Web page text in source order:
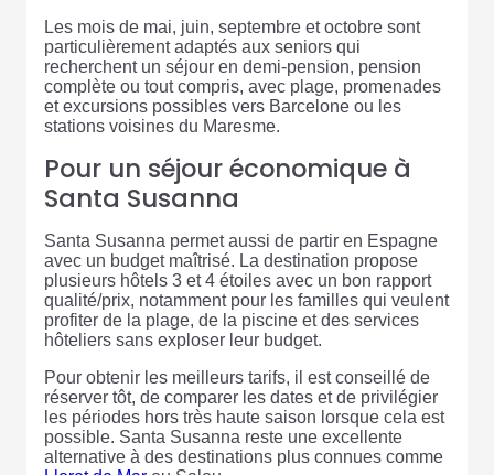
Les mois de mai, juin, septembre et octobre sont
particulièrement adaptés aux seniors qui
recherchent un séjour en demi-pension, pension
complète ou tout compris, avec plage, promenades
et excursions possibles vers Barcelone ou les
stations voisines du Maresme.
Pour un séjour économique à
Santa Susanna
Santa Susanna permet aussi de partir en Espagne
avec un budget maîtrisé. La destination propose
plusieurs hôtels 3 et 4 étoiles avec un bon rapport
qualité/prix, notamment pour les familles qui veulent
profiter de la plage, de la piscine et des services
hôteliers sans exploser leur budget.
Pour obtenir les meilleurs tarifs, il est conseillé de
réserver tôt, de comparer les dates et de privilégier
les périodes hors très haute saison lorsque cela est
possible. Santa Susanna reste une excellente
alternative à des destinations plus connues comme